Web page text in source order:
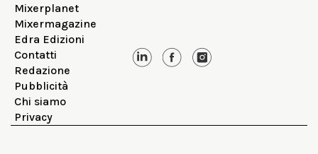
Mixerplanet
Mixermagazine
Edra Edizioni
Contatti
Redazione
Pubblicità
Chi siamo
Privacy